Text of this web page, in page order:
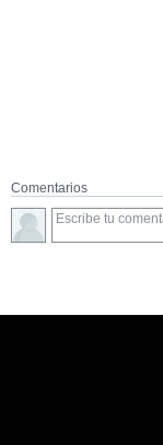
Comentarios